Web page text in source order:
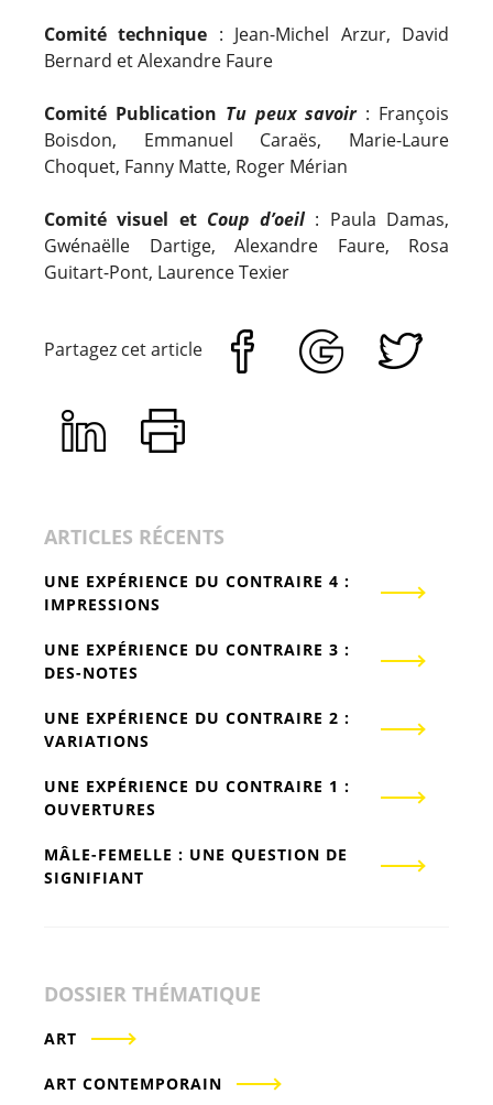
Comité technique : Jean-Michel Arzur, David
Bernard et Alexandre Faure
Comité Publication Tu peux savoir: François
Boisdon, Emmanuel Caraës, Marie-Laure
Choquet, Fanny Matte, Roger Mérian
Comité visuel et Coup d’oeil: Paula Damas,
Gwénaëlle Dartige, Alexandre Faure, Rosa
Guitart-Pont, Laurence Texier
Partagez cet article
ARTICLES RÉCENTS
UNE EXPÉRIENCE DU CONTRAIRE 4 :
IMPRESSIONS
UNE EXPÉRIENCE DU CONTRAIRE 3 :
DES-NOTES
UNE EXPÉRIENCE DU CONTRAIRE 2 :
VARIATIONS
UNE EXPÉRIENCE DU CONTRAIRE 1 :
OUVERTURES
MÂLE-FEMELLE : UNE QUESTION DE
SIGNIFIANT
DOSSIER THÉMATIQUE
ART
ART CONTEMPORAIN